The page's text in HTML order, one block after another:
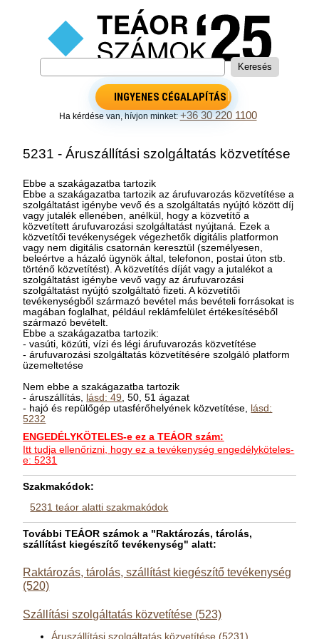
INGYENES CÉGALAPÍTÁS
Ha kérdése van, hívjon minket:+36 30 220 1100
5231 - Áruszállítási szolgáltatás közvetítése
Ebbe a szakágazatba tartozik
Ebbe a szakágazatba tartozik az árufuvarozás közvetítése a
szolgáltatást igénybe vevő és a szolgáltatás nyújtó között díj
vagy jutalék ellenében, anélkül, hogy a közvetítő a
közvetített árufuvarozási szolgáltatást nyújtaná. Ezek a
közvetítői tevékenységek végezhetők digitális platformon
vagy nem digitális csatornán keresztül (személyesen,
beleértve a házaló ügynök által, telefonon, postai úton stb.
történő közvetítést). A közvetítés díját vagy a jutalékot a
szolgáltatást igénybe vevő vagy az árufuvarozási
szolgáltatást nyújtó szolgáltató fizeti. A közvetítői
tevékenységből származó bevétel más bevételi forrásokat is
magában foglalhat, például reklámfelület értékesítéséből
származó bevételt.
Ebbe a szakágazatba tartozik:
- vasúti, közúti, vízi és légi árufuvarozás közvetítése
- árufuvarozási szolgáltatás közvetítésére szolgáló platform
üzemeltetése
Nem ebbe a szakágazatba tartozik
- áruszállítás, lásd: 49 , 50, 51 ágazat
- hajó és repülőgép utasférőhelyének közvetítése, lásd:
5232
ENGEDÉLYKÖTELES-e ez a TEÁOR szám:
Itt tudja ellenőrizni, hogy ez a tevékenység engedélyköteles-
e: 5231
Szakmakódok:
5231 teáor alatti szakmakódok
További TEÁOR számok a "Raktározás, tárolás,
szállítást kiegészítő tevékenység" alatt:
Raktározás, tárolás, szállítást kiegészítő tevékenység
(520)
Szállítási szolgáltatás közvetítése (523)
Áruszállítási szolgáltatás közvetítése (5231)